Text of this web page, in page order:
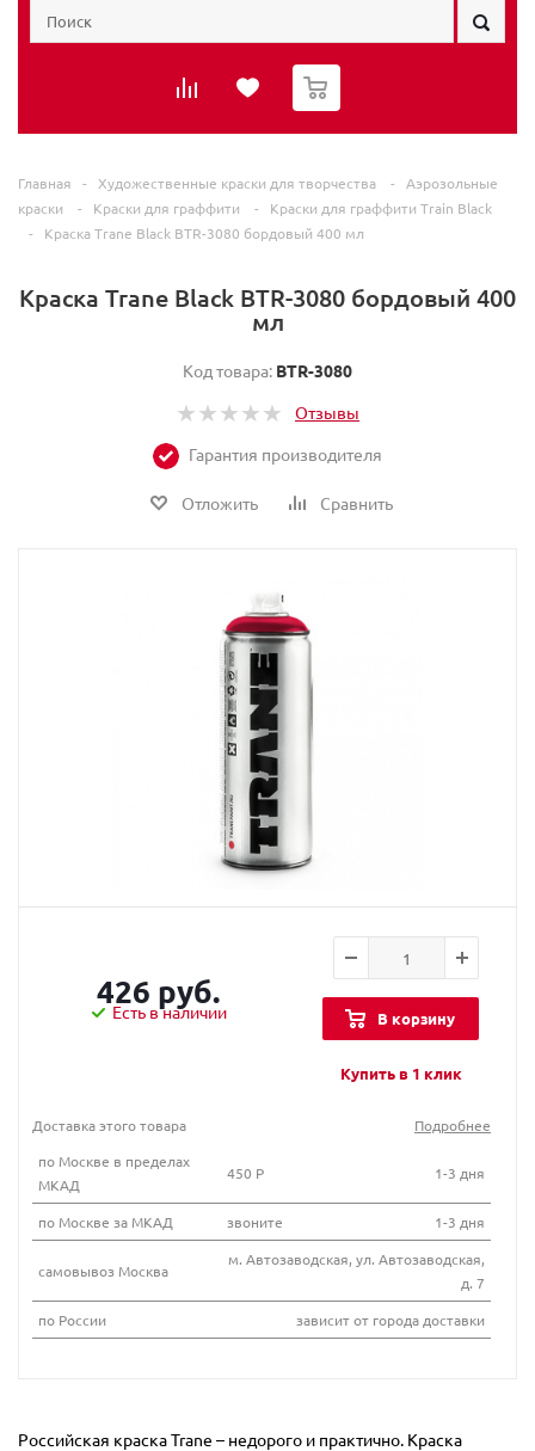
0
Главная - Художественные краски для творчества -
Аэрозольные
краски
- Краски для граффити -
Краски для граффити Train Black
-
Краска Trane Black BTR-3080 бордовый 400 мл
Краска Trane Black BTR-3080 бордовый 400
мл
Код товара: BTR-3080
Отзывы
Гарантия производителя
Отложить Сравнить
426 руб.
Есть в наличии В корзину
Купить в 1 клик
Доставка этого товара
Подробнее
по Москве в пределах
МКАД
450 Р 1-3 дня
по Москве за МКАД звоните 1-3 дня
самовывоз Москва
м. Автозаводская, ул. Автозаводская,
д. 7
по России
зависит от города доставки
Российская краска Trane – недорого и практично. Краска